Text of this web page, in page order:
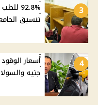
3
تنسيق الجامعات 2026 وأماكن
4
جنيه والسولار